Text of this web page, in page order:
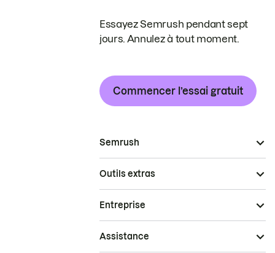
Essayez Semrush pendant sept
jours. Annulez à tout moment.
Commencer l’essai gratuit
Semrush
Outils extras
Entreprise
Assistance